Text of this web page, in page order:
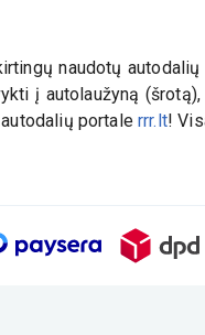
naudotų autodalių
į autolaužyną
portale rrr.lt!